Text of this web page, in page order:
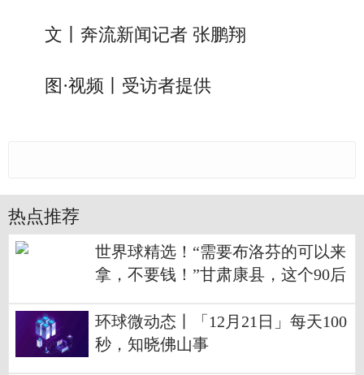
文丨奔流新闻记者 张鹏翔
图·视频丨受访者提供
热点推荐
世界球精选！“需要布洛芬的可以来
拿，不要钱！”甘肃康县，这个90后
环球微动态丨「12月21日」每天100
秒，知晓佛山事